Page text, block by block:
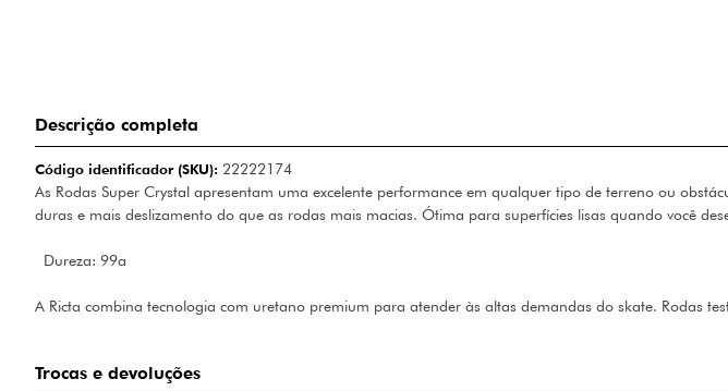
Descrição completa
Código identificador (SKU): 22222174
As Rodas Super Crystal apresentam uma excelente performance em qualquer tipo de terreno ou
duras e mais deslizamento do que as rodas mais macias. Ótima para superfícies lisas quando você
Dureza: 99a
A Ricta combina tecnologia com uretano premium para atender às altas demandas do skate. Rodas
Trocas e devoluções